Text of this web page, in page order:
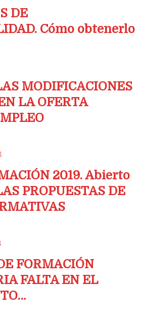
DE
Cómo obtenerlo
MODIFICACIONES
LA OFERTA
2019. Abierto
PROPUESTAS DE
FORMACIÓN
FALTA EN EL